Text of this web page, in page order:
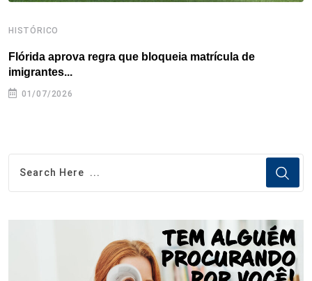
HISTÓRICO
Flórida aprova regra que bloqueia matrícula de
imigrantes...
01/07/2026